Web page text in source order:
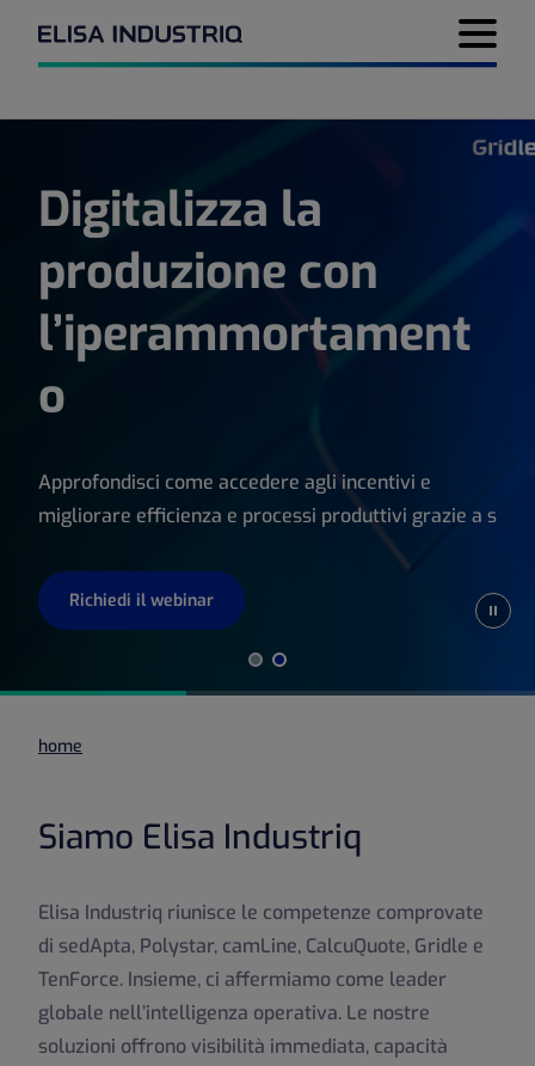
Menu di
Digitalizza la
produzione con
l’iperammortament
o
Approfondisci come accedere agli incentivi e
migliorare efficienza e processi produttivi grazie a s
Richiedi il webinar
Pause
home
Siamo Elisa Industriq
Elisa Industriq riunisce le competenze comprovate
di sedApta, Polystar, camLine, CalcuQuote, Gridle e
TenForce. Insieme, ci affermiamo come leader
globale nell’intelligenza operativa. Le nostre
soluzioni offrono visibilità immediata, capacità